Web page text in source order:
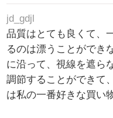
jd_gdjl
品質はとても良くて、
るのは漂うことができ
に沿って、視線を遮ら
調節することができて
は私の一番好きな買い